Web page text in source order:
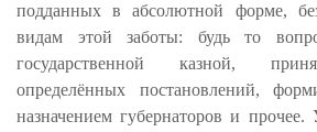
подданных в абсолютной форме,
видам этой заботы: будь то
государственной казной,
определённых постановлений,
назначением губернаторов и прочее.